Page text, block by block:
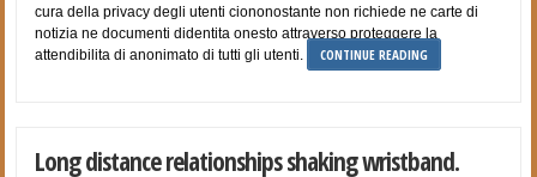
cura della privacy degli utenti ciononostante non richiede ne carte di
notizia ne documenti didentita onesto attraverso proteggere la
attendibilita di anonimato di tutti gli utenti.
CONTINUE READING
Long distance relationships shaking wristband.